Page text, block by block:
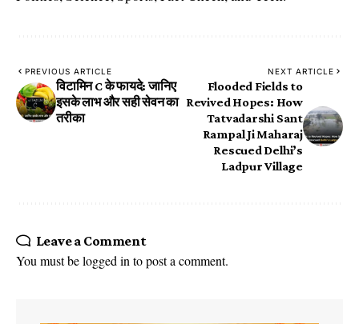
PREVIOUS ARTICLE
विटामिन C के फायदे: जानिए
इसके लाभ और सही सेवन का
तरीका
NEXT ARTICLE
Flooded Fields to
Revived Hopes: How
Tatvadarshi Sant
Rampal Ji Maharaj
Rescued Delhi’s
Ladpur Village
Leave a Comment
You must belogged into post a comment.